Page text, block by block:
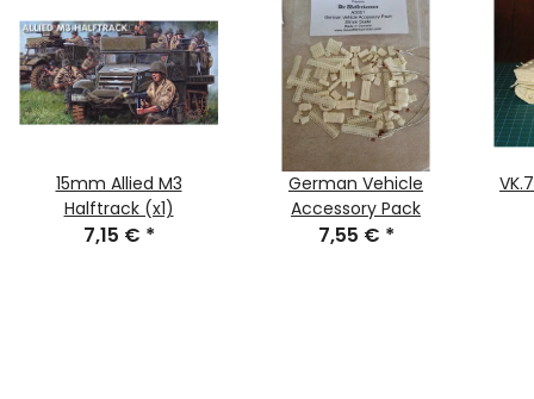
15mm Allied M3
Halftrack (x1)
7,15 € *
German Vehicle
Accessory Pack
7,55 € *